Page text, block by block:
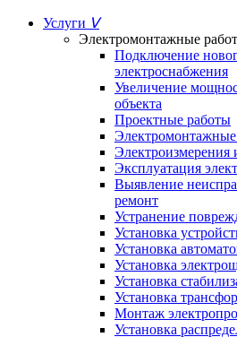
Услуги ᐯ
Электромонтажные
Подключение
электроснабжения
Увеличение
объекта
Проектные работы
Электроизмерения
Эксплуатация
Выявление
ремонт
Устранение
Установка
Установка
Установка
Установка
Установка
Монтаж
Установка